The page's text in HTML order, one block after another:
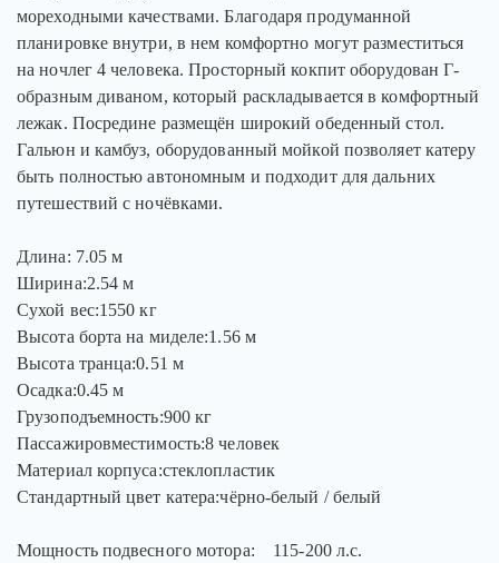
мореходными качествами. Благодаря продуманной
планировке внутри, в нем комфортно могут разместиться
на ночлег 4 человека. Просторный кокпит оборудован Г-
образным диваном, который раскладывается в комфортный
лежак. Посредине размещён широкий обеденный стол.
Гальюн и камбуз, оборудованный мойкой позволяет катеру
быть полностью автономным и подходит для дальних
путешествий с ночёвками.
Длина: 7.05 м
Ширина:2.54 м
Сухой вес:1550 кг
Высота борта на миделе:1.56 м
Высота транца:0.51 м
Осадка:0.45 м
Грузоподъемность:900 кг
Пассажировместимость:8 человек
Материал корпуса:стеклопластик
Стандартный цвет катера:чёрно-белый / белый
Мощность подвесного мотора: 115-200 л.с.